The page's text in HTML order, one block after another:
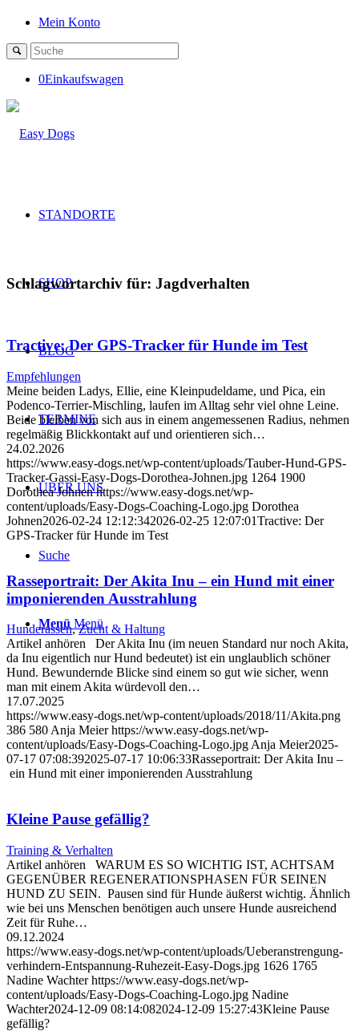
Mein Konto
0Einkaufswagen
STANDORTE
SHOP
BLOG
TERMINE
ÜBER UNS
Suche
Menü Menü
Schlagwortarchiv für: Jagdverhalten
Tractive: Der GPS-Tracker für Hunde im Test
Empfehlungen
Meine beiden Ladys, Ellie, eine Kleinpudeldame, und Pica, ein
Podenco-Terrier-Mischling, laufen im Alltag sehr viel ohne Leine.
Beide bleiben von sich aus in einem angemessenen Radius, nehmen
regelmäßig Blickkontakt auf und orientieren sich…
24.02.2026
https://www.easy-dogs.net/wp-content/uploads/Tauber-Hund-GPS-
Tracker-Gassi-Easy-Dogs-Dorothea-Johnen.jpg 1264 1900
Dorothea Johnen https://www.easy-dogs.net/wp-
content/uploads/Easy-Dogs-Coaching-Logo.jpg Dorothea
Johnen2026-02-24 12:12:342026-02-25 12:07:01Tractive: Der
GPS-Tracker für Hunde im Test
Rasseportrait: Der Akita Inu – ein Hund mit einer
imponierenden Ausstrahlung
Hunderassen,Zucht & Haltung
Artikel anhören Der Akita Inu (im neuen Standard nur noch Akita,
da Inu eigentlich nur Hund bedeutet) ist ein unglaublich schöner
Hund. Bewundernde Blicke sind einem so gut wie sicher, wenn
man mit einem Akita würdevoll den…
17.07.2025
https://www.easy-dogs.net/wp-content/uploads/2018/11/Akita.png
386 580 Anja Meier https://www.easy-dogs.net/wp-
content/uploads/Easy-Dogs-Coaching-Logo.jpg Anja Meier2025-
07-17 07:08:392025-07-17 10:06:33Rasseportrait: Der Akita Inu –
ein Hund mit einer imponierenden Ausstrahlung
Kleine Pause gefällig?
Training & Verhalten
Artikel anhören WARUM ES SO WICHTIG IST, ACHTSAM
GEGENÜBER REGENERATIONSPHASEN FÜR SEINEN
HUND ZU SEIN. Pausen sind für Hunde äußerst wichtig. Ähnlich
wie bei uns Menschen benötigen auch unsere Hunde ausreichend
Zeit für Ruhe…
09.12.2024
https://www.easy-dogs.net/wp-content/uploads/Ueberanstrengung-
verhindern-Entspannung-Ruhezeit-Easy-Dogs.jpg 1626 1765
Nadine Wachter https://www.easy-dogs.net/wp-
content/uploads/Easy-Dogs-Coaching-Logo.jpg Nadine
Wachter2024-12-09 08:14:082024-12-09 15:27:43Kleine Pause
gefällig?